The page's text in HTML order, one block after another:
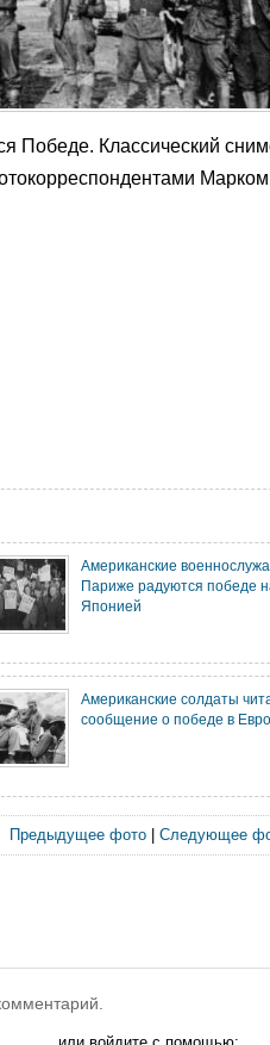
Победе. Классический
Американские
Париже радуются победе
Японией
Американские солдаты
сообщение о победе в
Предыдущее фото| Следующее